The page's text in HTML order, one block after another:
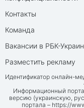
Контакты
Команда
Вакансии в РБК-
Разместить рекламу
Идентификатор онлайн-
Информационный
версию (украинскую,
портала – https://